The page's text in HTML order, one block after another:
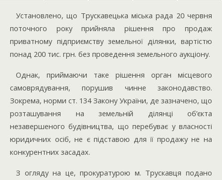
Установлено, що Трускавецька міська рада 20 червня
поточного року прийняла рішення про продаж
приватному підприємству земельної ділянки, вартістю
понад 200 тис. грн. без проведення земельного аукціону.
Однак, приймаючи таке рішення орган місцевого
самоврядування, порушив чинне законодавство.
Зокрема, норми ст. 134 Закону України, де зазначено, що
розташування на земельній ділянці об’єкта
незавершеного будівництва, що перебуває у власності
юридичних осіб, не є підставою для її продажу не на
конкурентних засадах.
З огляду на це, прокуратурою м. Трускавця подано